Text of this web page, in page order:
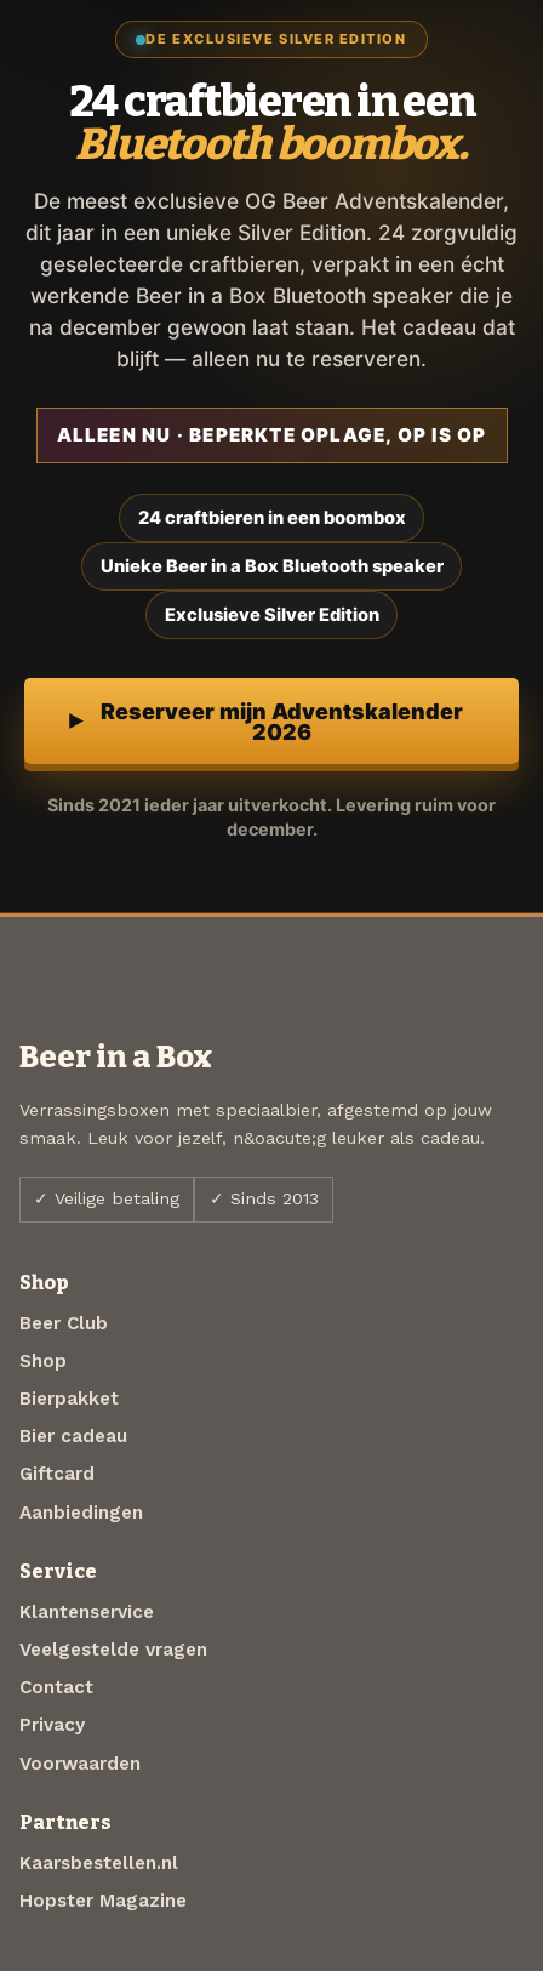
DE EXCLUSIEVE SILVER EDITION
24 craftbieren in een
Bluetooth boombox.
De meest exclusieve OG Beer Adventskalender,
dit jaar in een unieke Silver Edition. 24 zorgvuldig
geselecteerde craftbieren, verpakt in een écht
werkende Beer in a Box Bluetooth speaker die je
na december gewoon laat staan. Het cadeau dat
blijft — alleen nu te reserveren.
ALLEEN NU · BEPERKTE OPLAGE, OP IS OP
24 craftbieren in een boombox
Unieke Beer in a Box Bluetooth speaker
Exclusieve Silver Edition
Reserveer mijn Adventskalender
2026
Sinds 2021 ieder jaar uitverkocht. Levering ruim voor
december.
Beer in a Box
Verrassingsboxen met speciaalbier, afgestemd op jouw
smaak. Leuk voor jezelf, n&oacute;g leuker als cadeau.
✓ Veilige betaling ✓ Sinds 2013
Shop
Beer Club
Shop
Bierpakket
Bier cadeau
Giftcard
Aanbiedingen
Service
Klantenservice
Veelgestelde vragen
Contact
Privacy
Voorwaarden
Partners
Kaarsbestellen.nl
Hopster Magazine